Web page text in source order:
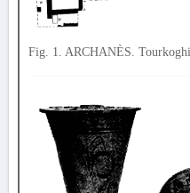
Fig. 1. ARCHANÈS.